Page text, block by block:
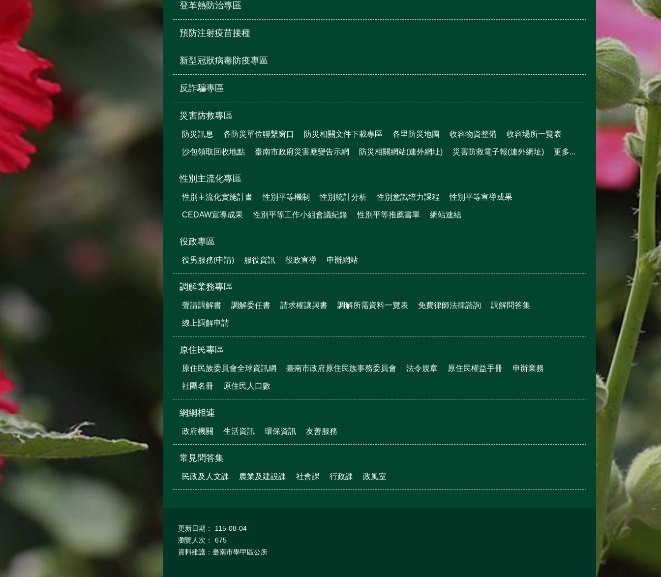
登革熱防治專區
預防注射疫苗接種
新型冠狀病毒防疫專區
反詐騙專區
災害防救專區
防災訊息 各防災單位聯繫窗口 防災相關文件下載專區 各里防災地圖 收容物資整備 收容場所一覽表
沙包領取回收地點 臺南市政府災害應變告示網 防災相關網站(連外網址) 災害防救電子報(連外網址) 更多...
性別主流化專區
性別主流化實施計畫 性別平等機制 性別統計分析 性別意識培力課程 性別平等宣導成果
CEDAW宣導成果 性別平等工作小組會議紀錄 性別平等推薦書單 網站連結
役政專區
役男服務(申請) 服役資訊 役政宣導 申辦網站
調解業務專區
聲請調解書 調解委任書 請求權讓與書 調解所需資料一覽表 免費律師法律諮詢 調解問答集
線上調解申請
原住民專區
原住民族委員會全球資訊網 臺南市政府原住民族事務委員會 法令規章 原住民權益手冊 申辦業務
社團名冊 原住民人口數
網網相連
政府機關 生活資訊 環保資訊 友善服務
常見問答集
民政及人文課 農業及建設課 社會課 行政課 政風室
更新日期：
115-08-04
瀏覽人次：
675
資料維護：臺南市學甲區公所